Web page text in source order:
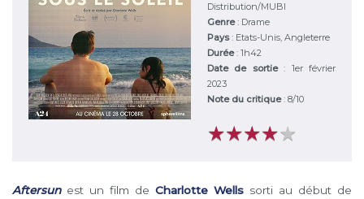
Distribution/MUBI
Genre: Drame
Pays: Etats-Unis, Angleterre
Durée: 1h42
Date de sortie: 1er février
2023
Note du critique: 8/10
★★★★★
★★★★★
Aftersun est un film de Charlotte Wells sorti au début de